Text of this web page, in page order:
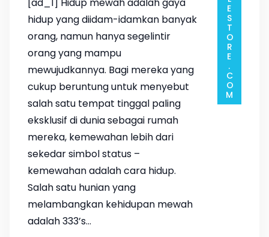
[ad_1] Hidup mewah adalah gaya
hidup yang diidam-idamkan banyak
orang, namun hanya segelintir
orang yang mampu
mewujudkannya. Bagi mereka yang
cukup beruntung untuk menyebut
salah satu tempat tinggal paling
eksklusif di dunia sebagai rumah
mereka, kemewahan lebih dari
sekedar simbol status –
kemewahan adalah cara hidup.
Salah satu hunian yang
melambangkan kehidupan mewah
adalah 333’s…